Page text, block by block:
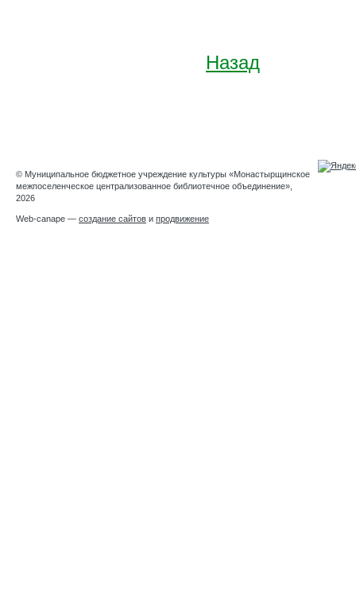
Назад
© Муниципальное бюджетное учреждение культуры «Монастырщинское
межпоселенческое централизованное библиотечное объединение»,
2026
Web-canape — создание сайтов и продвижение